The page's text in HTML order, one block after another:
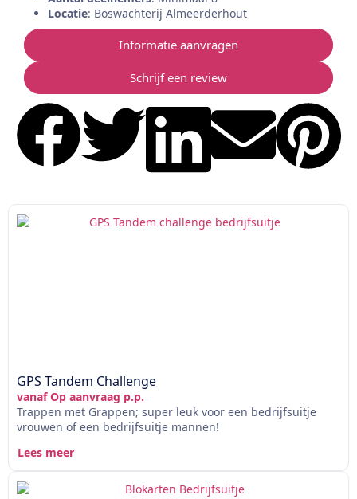
Locatie: Boswachterij Almeerderhout
Informatie aanvragen
Schrijf een review
GPS Tandem Challenge
vanaf Op aanvraag p.p.
Trappen met Grappen; super leuk voor een bedrijfsuitje
vrouwen of een bedrijfsuitje mannen!
Lees meer